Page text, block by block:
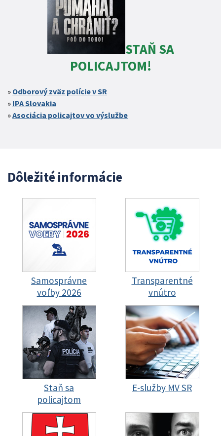
STAŇ SA
POLICAJTOM!
Odborový zväz polície v SR
IPA Slovakia
Asociácia policajtov vo výslužbe
Dôležité informácie
Samosprávne
voľby 2026
Transparentné
vnútro
Staň sa
policajtom
E-služby MV SR